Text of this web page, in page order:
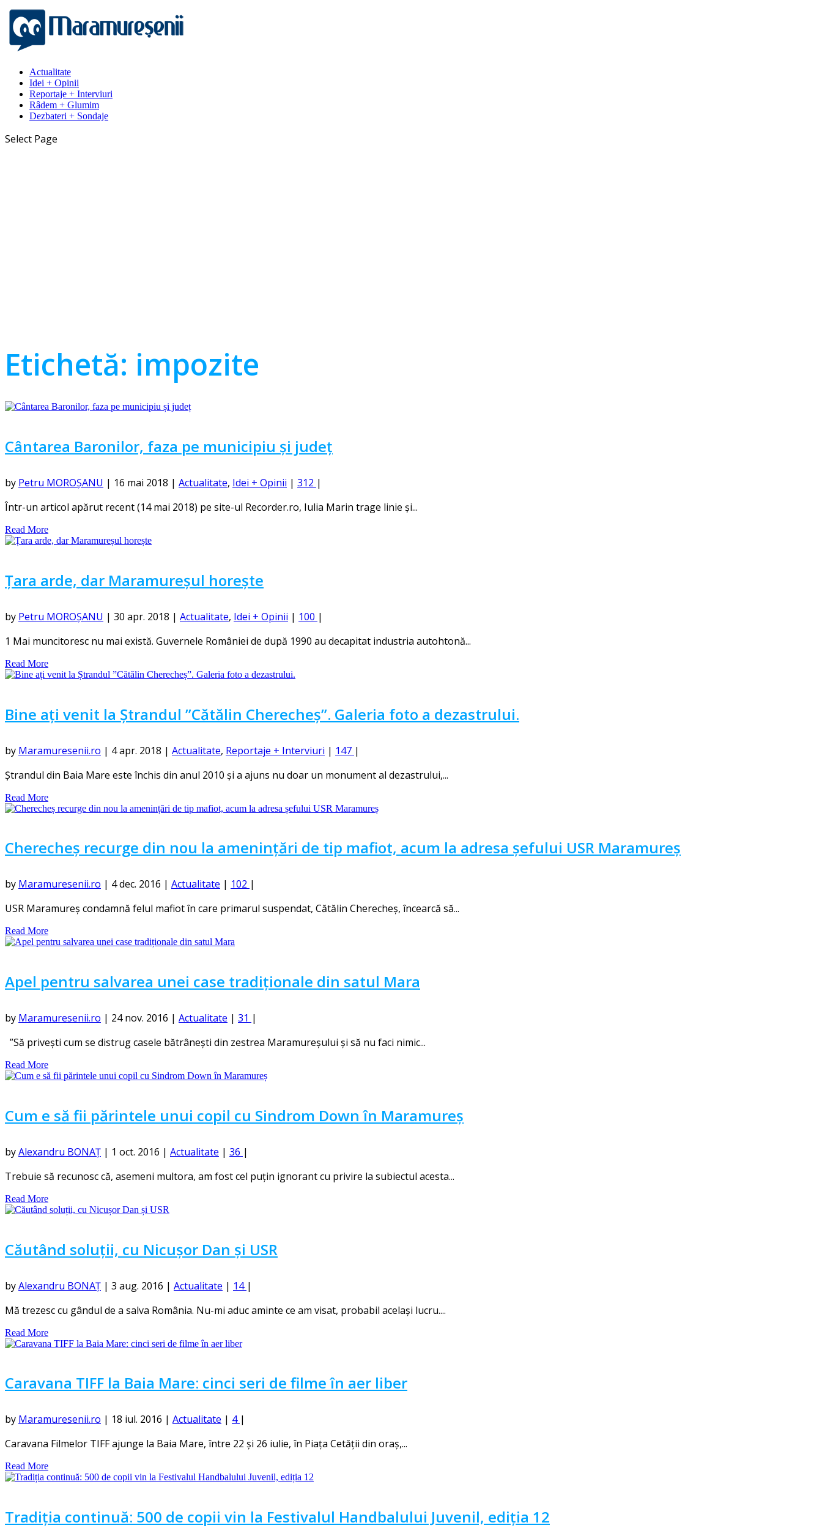
Actualitate
Idei + Opinii
Reportaje + Interviuri
Râdem + Glumim
Dezbateri + Sondaje
Select Page
Etichetă: impozite
Cântarea Baronilor, faza pe municipiu și județ
by Petru MOROȘANU | 16 mai 2018 | Actualitate, Idei + Opinii | 312 |
Într-un articol apărut recent (14 mai 2018) pe site-ul Recorder.ro, Iulia Marin trage linie și...
Read More
Țara arde, dar Maramureșul horește
by Petru MOROȘANU | 30 apr. 2018 | Actualitate, Idei + Opinii | 100 |
1 Mai muncitoresc nu mai există. Guvernele României de după 1990 au decapitat industria autohtonă...
Read More
Bine ați venit la Ștrandul ”Cătălin Cherecheș”. Galeria foto a dezastrului.
by Maramuresenii.ro | 4 apr. 2018 | Actualitate, Reportaje + Interviuri | 147 |
Ștrandul din Baia Mare este închis din anul 2010 și a ajuns nu doar un monument al dezastrului,...
Read More
Cherecheș recurge din nou la amenințări de tip mafiot, acum la adresa șefului USR Maramureș
by Maramuresenii.ro | 4 dec. 2016 | Actualitate | 102 |
USR Maramureş condamnă felul mafiot în care primarul suspendat, Cătălin Cherecheş, încearcă să...
Read More
Apel pentru salvarea unei case tradiționale din satul Mara
by Maramuresenii.ro | 24 nov. 2016 | Actualitate | 31 |
”Să privești cum se distrug casele bătrânești din zestrea Maramureșului și să nu faci nimic...
Read More
Cum e să fii părintele unui copil cu Sindrom Down în Maramureș
byAlexandru BONAȚ | 1 oct. 2016 | Actualitate | 36 |
Trebuie să recunosc că, asemeni multora, am fost cel puțin ignorant cu privire la subiectul acesta...
Read More
Căutând soluții, cu Nicușor Dan și USR
byAlexandru BONAȚ | 3 aug. 2016 | Actualitate | 14 |
Mă trezesc cu gândul de a salva România. Nu-mi aduc aminte ce am visat, probabil același lucru....
Read More
Caravana TIFF la Baia Mare: cinci seri de filme în aer liber
by Maramuresenii.ro | 18 iul. 2016 | Actualitate | 4 |
Caravana Filmelor TIFF ajunge la Baia Mare, între 22 și 26 iulie, în Piața Cetății din oraș,...
Read More
Tradiția continuă: 500 de copii vin la Festivalul Handbalului Juvenil, ediția 12